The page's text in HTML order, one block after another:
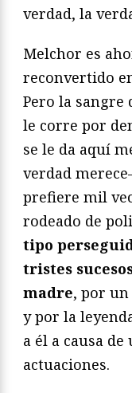
verdad, la
Melchor es
reconvertido
Pero la
le corre por
se le da aquí
verdad
prefiere mil
rodeado de
tipo
tristes
madre, por
y por la
a él a causa
actuaciones.